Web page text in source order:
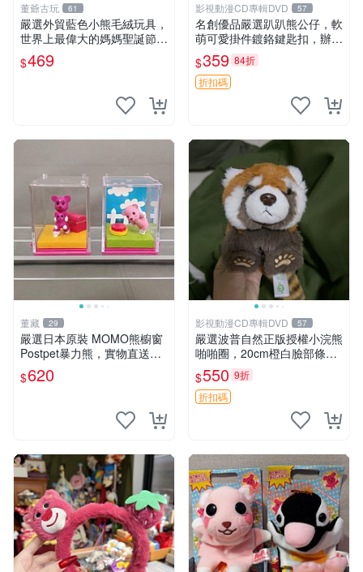
董爺古玩 61
嚴選外貿藍色小熊毛絨玩具，
世界上最偉大的媽媽聖誕節推
薦禮物 五角星 兒童玩具 母親
節
$469
影視動漫CD專輯DVD 57
名創優品嚴選趴趴熊公仔，軟
萌可愛掛件鍍鉻鍵匙扣，辦公
放松好選擇 趴趴熊 鍍鉻鍵匙
扣 萬用掛件
$359 84折
折扣碼
董藏 29
嚴選日本原裝 MOMO熊櫥窗
Postpet暴力熊，實物直送新
臺灣。MOMO熊 暴力熊 熊貓
櫥窗
$620
影視動漫CD專輯DVD 57
嚴選波普自然正版授權小浣熊
啪啪圈，20cm橙白臉部條紋
清晰，毛絨超萌贈品推薦。
小浣熊 波普 圈環
$550 9折
折扣碼